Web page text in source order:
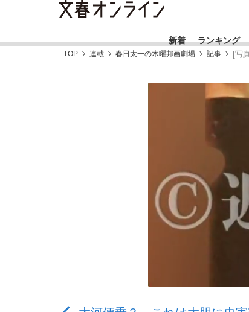
新着 ランキング
「90%は失敗する。でも…」本田圭佑
おすす
#藤田晋
#玉木雄
TOP 連載 春日太一の木曜邦画劇場 記事 [写